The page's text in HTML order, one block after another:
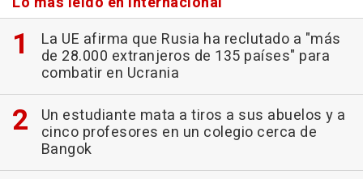
La UE afirma que Rusia ha reclutado a "más
de 28.000 extranjeros de 135 países" para
combatir en Ucrania
Un estudiante mata a tiros a sus abuelos y a
cinco profesores en un colegio cerca de
Bangok